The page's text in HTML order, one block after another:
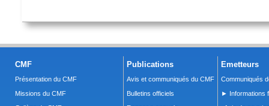
CMF
Présentation du CMF
Missions du CMF
Publications
Avis et communiqués du CMF
Bulletins officiels
Emetteurs
Communiqués
► Informations